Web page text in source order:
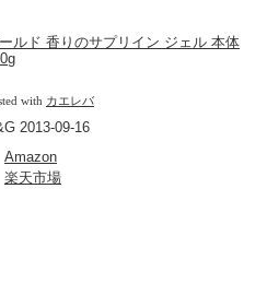
ルド 香りのサプリイン ジェル 本体
with カエレバ
2013-09-16
Amazon
楽天市場